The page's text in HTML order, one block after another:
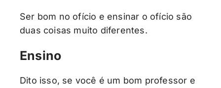
Ser bom no ofício e ensinar o ofício são
duas coisas muito diferentes.
Ensino
Dito isso, se você é um bom professor e